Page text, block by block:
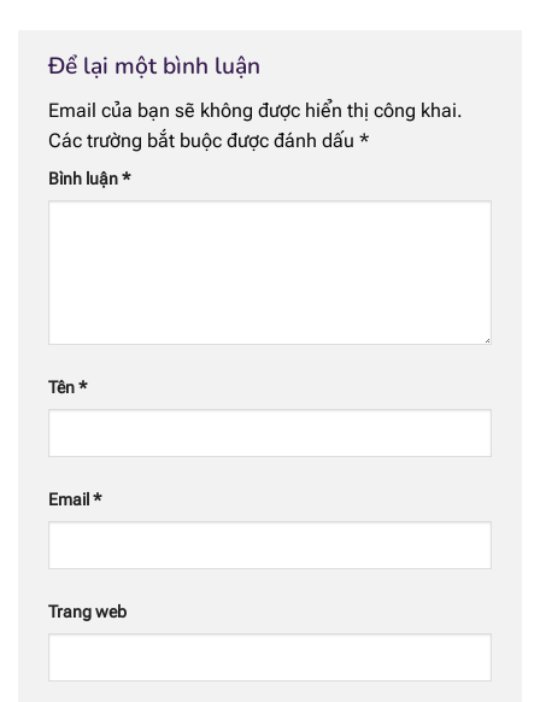
Để lại một bình luận
Email của bạn sẽ không được hiển thị công khai.
Các trường bắt buộc được đánh dấu *
Bình luận*
Tên*
Email *
Trang web